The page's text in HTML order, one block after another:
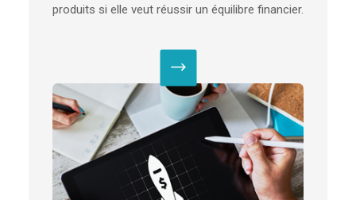
produits si elle veut réussir un équilibre financier.